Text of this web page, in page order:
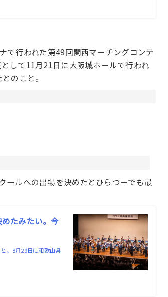
で行われた第49回関西マーチングコンテ
して11月21日に大阪城ホールで行われ
のこと。
ールへの出場を決めたとひらつーでも最
たみたい。今
、8月29日に和歌山県